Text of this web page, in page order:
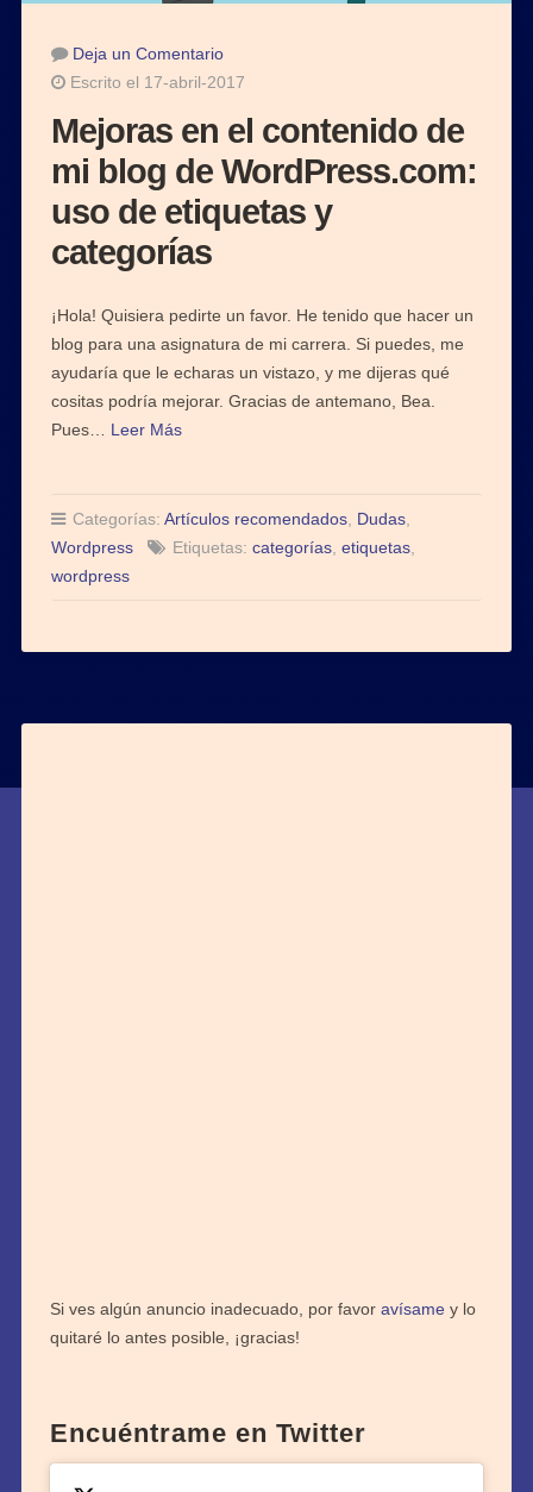
Deja un Comentario
Escrito el 17-abril-2017
Mejoras en el contenido de
mi blog de WordPress.com:
uso de etiquetas y
categorías
¡Hola! Quisiera pedirte un favor. He tenido que hacer un
blog para una asignatura de mi carrera. Si puedes, me
ayudaría que le echaras un vistazo, y me dijeras qué
cositas podría mejorar. Gracias de antemano, Bea.
Pues… Leer Más
Categorías: Artículos recomendados, Dudas,
Wordpress
Etiquetas: categorías, etiquetas,
wordpress
Si ves algún anuncio inadecuado, por favor avísamey lo
quitaré lo antes posible, ¡gracias!
Encuéntrame en Twitter